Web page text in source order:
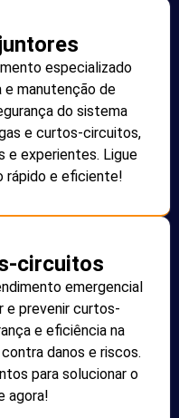
especializado
e manutenção de
do sistema
e curtos-circuitos,
e experientes. Ligue
rápido e eficiente!
circuitos
emergencial
e prevenir curtos-
e eficiência na
danos e riscos.
para solucionar o
agora!